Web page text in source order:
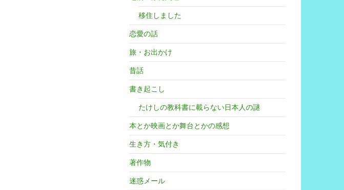
移住しました
恋愛の話
旅・お出かけ
昔話
書き起こし
たけしの教科書に載らない日本人の謎
本とか映画とか舞台とかの感想
生き方・気付き
著作物
迷惑メール